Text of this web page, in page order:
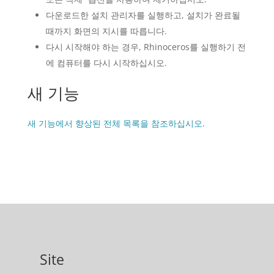
다운로드한 설치 관리자를 실행하고, 설치가 완료될
때까지 화면의 지시를 따릅니다.
다시 시작해야 하는 경우, Rhinoceros를 실행하기 전
에 컴퓨터를 다시 시작하십시오.
새 기능
새 기능에서 향상된 전체 목록을 참조하십시오.
Site